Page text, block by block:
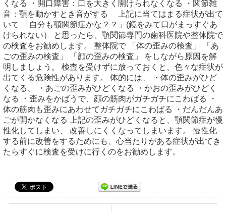
くなる ・開口障害：口を大きく開けられなくなる ・関節雑
音：顎を動かすとき音がする 上記に当てはまる症状が出て
いて 「自分も顎関節症かな？？」(鏡をみて口がまっすぐあ
けられない） と思ったら、顎関節専門の歯科医院や整体院で
の検査をお勧めします。 整体院で 「体の歪みの検査」 「あ
ごの歪みの検査」 「顔の歪みの検査」 をしながら原因を解
明しましょう。 検査を受けずに放っておくと、色々な症状が
出てくる危険性があります。 体的には、 ・体の歪みがひど
くなる、 ・あごの歪みがひどくなる ・かおの歪みがひどく
なる ・歪みをかばうで、顔の筋肉がガチガチにこわばる ・
体の筋肉も歪みにあわせてガチガチにこわばる ・だんだんあ
ごが開かなくなる 上記の歪みがひどくなると、顎関節症が慢
性化してしまい、 改善しにくくなってしまいます。 慢性化
する前に改善をするためにも、心当たりがある症状が出てき
たらすぐに検査を受けに行くのをお勧めします。